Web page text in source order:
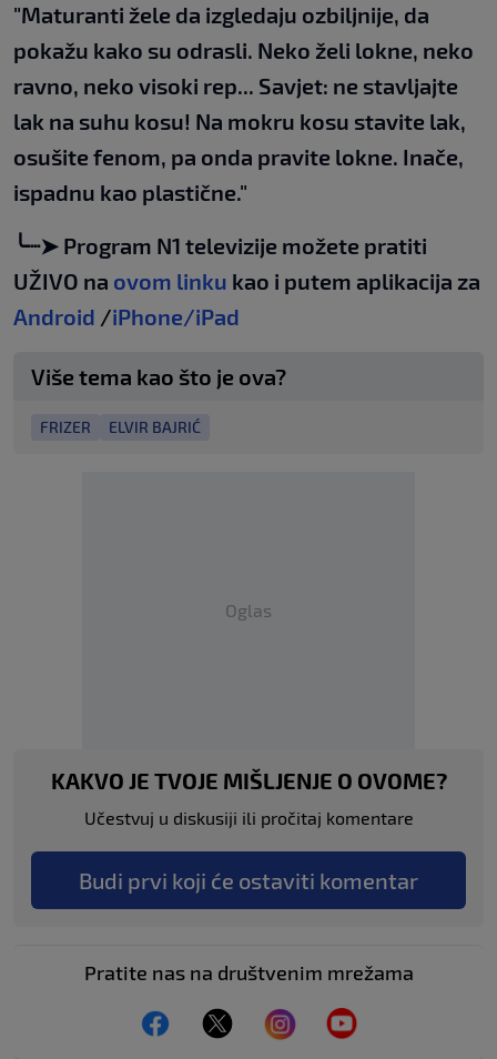
"Maturanti žele da izgledaju ozbiljnije, da
pokažu kako su odrasli. Neko želi lokne, neko
ravno, neko visoki rep... Savjet: ne stavljajte
lak na suhu kosu! Na mokru kosu stavite lak,
osušite fenom, pa onda pravite lokne. Inače,
ispadnu kao plastične."
╰┈➤ Program N1 televizije možete pratiti
UŽIVO na ovom linku kao i putem aplikacija za
Android /iPhone/iPad
Više tema kao što je ova?
FRIZER ELVIR BAJRIĆ
Oglas
KAKVO JE TVOJE MIŠLJENJE O OVOME?
Učestvuj u diskusiji ili pročitaj komentare
Budi prvi koji će ostaviti komentar
Pratite nas na društvenim mrežama